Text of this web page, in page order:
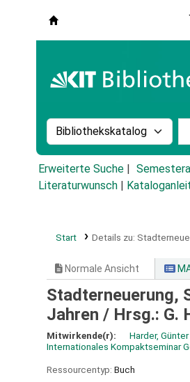
Suche im Katalog nach:
Erweiterte Suche
Literaturwunsch
Start Details zu:
Normale Ansicht
Stadterneuerung,
Jahren / Hrsg.: G.
Mitwirkende(r): Harder, Günter
Internationales Kompaktseminar
Ressourcentyp: Buch